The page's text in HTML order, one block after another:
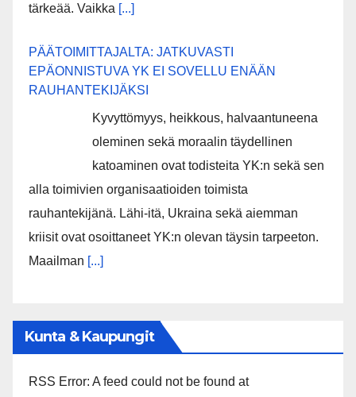
tärkeää. Vaikka [...]
PÄÄTOIMITTAJALTA: JATKUVASTI
EPÄONNISTUVA YK EI SOVELLU ENÄÄN
RAUHANTEKIJÄKSI
Kyvyttömyys, heikkous, halvaantuneena
oleminen sekä moraalin täydellinen
katoaminen ovat todisteita YK:n sekä sen
alla toimivien organisaatioiden toimista
rauhantekijänä. Lähi-itä, Ukraina sekä aiemman
kriisit ovat osoittaneet YK:n olevan täysin tarpeeton.
Maailman [...]
Kunta & Kaupungit
RSS Error: A feed could not be found at